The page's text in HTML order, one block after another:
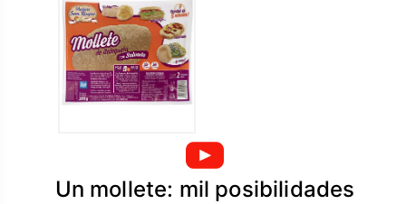
Un mollete: mil posibilidades